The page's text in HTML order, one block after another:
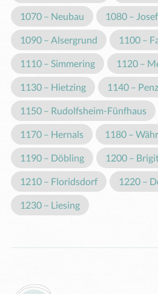
1070 – Neubau 1080 –
1090 – Alsergrund 1100 –
1110 – Simmering 1120 –
1130 – Hietzing 1140 –
1150 – Rudolfsheim-Fünfhaus
1170 – Hernals 1180 –
1190 – Döbling 1200 –
1210 – Floridsdorf 1220 –
1230 – Liesing